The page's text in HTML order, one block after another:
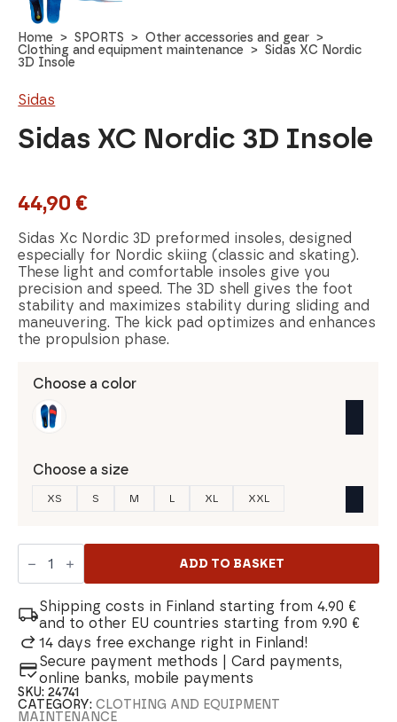
Home SPORTS
Other accessories and gear
Clothing and equipment maintenance
Sidas XC Nordic
3D Insole
Sidas
Sidas XC Nordic 3D Insole
44,90 €
Sidas Xc Nordic 3D preformed insoles, designed
especially for Nordic skiing (classic and skating).
These light and comfortable insoles give you
precision and speed. The 3D shell gives the foot
stability and maximizes stability during sliding and
maneuvering. The kick pad optimizes and enhances
the propulsion phase.
Choose a color
Choose a size
XS S M L XL XXL
Sidas
XC
Nordic
Insole
quantity
ADD TO BASKET
Shipping costs in Finland starting from 4.90 €
and to other EU countries starting from 9.90 €
14 days free exchange right in Finland!
Secure payment methods | Card payments,
online banks, mobile payments
SKU:24741
CATEGORY:CLOTHING AND EQUIPMENT
MAINTENANCE